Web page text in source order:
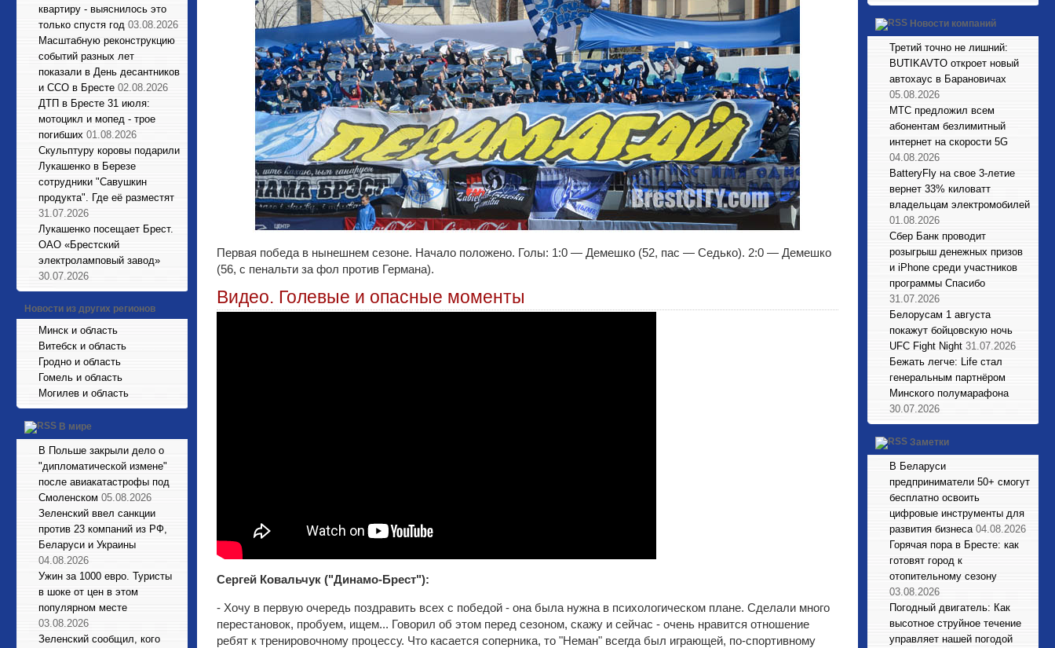
квартиру - выяснилось это
только спустя год 03.08.2026
Масштабную реконструкцию
событий разных лет
показали в День десантников
и ССО в Бресте 02.08.2026
ДТП в Бресте 31 июля:
мотоцикл и мопед - трое
погибших 01.08.2026
Cкульптуру коровы подарили
Лукашенко в Березе
сотрудники "Савушкин
продукта". Где её разместят
31.07.2026
Лукашенко посещает Брест.
ОАО «Брестский
электроламповый завод»
30.07.2026
Новости из других регионов
Минск и область
Витебск и область
Гродно и область
Гомель и область
Могилев и область
В мире
В Польше закрыли дело о
"дипломатической измене"
после авиакатастрофы под
Смоленском 05.08.2026
Зеленский ввел санкции
против 23 компаний из РФ,
Беларуси и Украины
04.08.2026
Ужин за 1000 евро. Туристы
в шоке от цен в этом
популярном месте
03.08.2026
Зеленский сообщил, кого
Первая победа в нынешнем сезоне. Начало положено. Голы: 1:0 — Демешко (52, пас — Седько). 2:0 — Демешко
(56, с пенальти за фол против Германа).
Видео. Голевые и опасные моменты
Сергей Ковальчук ("Динамо-Брест"):
- Хочу в первую очередь поздравить всех с победой - она была нужна в психологическом плане. Сделали много
перестановок, пробуем, ищем... Говорил об этом перед сезоном, скажу и сейчас - очень нравится отношение
ребят к тренировочному процессу. Что касается соперника, то "Неман" всегда был играющей, по-спортивному
Новости компаний
Третий точно не лишний:
BUTIKAVTO откроет новый
автохаус в Барановичах
05.08.2026
МТС предложил всем
абонентам безлимитный
интернет на скорости 5G
04.08.2026
BatteryFly на свое 3-летие
вернет 33% киловатт
владельцам электромобилей
01.08.2026
Сбер Банк проводит
розыгрыш денежных призов
и iPhone среди участников
программы Спасибо
31.07.2026
Белорусам 1 августа
покажут бойцовскую ночь
UFC Fight Night 31.07.2026
Бежать легче: Life стал
генеральным партнёром
Минского полумарафона
30.07.2026
Заметки
В Беларуси
предприниматели 50+ смогут
бесплатно освоить
цифровые инструменты для
развития бизнеса 04.08.2026
Горячая пора в Бресте: как
готовят город к
отопительному сезону
03.08.2026
Погодный двигатель: Как
высотное струйное течение
управляет нашей погодой